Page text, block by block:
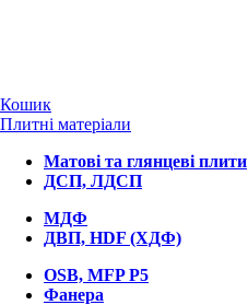
Кошик
Плитні матеріали
Матові та глянцеві плити
ДСП, ЛДСП
МДФ
ДВП, HDF (ХДФ)
OSB, MFP P5
Фанера